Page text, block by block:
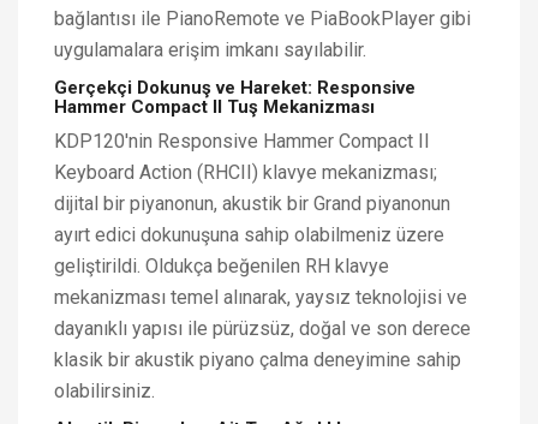
bağlantısı ile PianoRemote ve PiaBookPlayer gibi
uygulamalara erişim imkanı sayılabilir.
Gerçekçi Dokunuş ve Hareket: Responsive
Hammer Compact II Tuş Mekanizması
KDP120'nin Responsive Hammer Compact II
Keyboard Action (RHCII) klavye mekanizması;
dijital bir piyanonun, akustik bir Grand piyanonun
ayırt edici dokunuşuna sahip olabilmeniz üzere
geliştirildi. Oldukça beğenilen RH klavye
mekanizması temel alınarak, yaysız teknolojisi ve
dayanıklı yapısı ile pürüzsüz, doğal ve son derece
klasik bir akustik piyano çalma deneyimine sahip
olabilirsiniz.